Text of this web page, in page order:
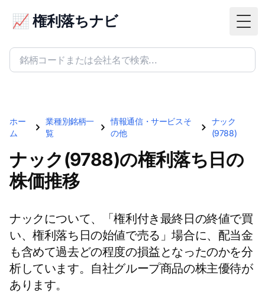
📈 権利落ちナビ
ホー
ム
業種別銘柄一
覧
情報通信・サービスそ
の他
ナック
(9788)
ナック(9788)の権利落ち日の
株価推移
ナックについて、「権利付き最終日の終値で買
い、権利落ち日の始値で売る」場合に、配当金
も含めて過去どの程度の損益となったのかを分
析しています。自社グループ商品の株主優待が
あります。